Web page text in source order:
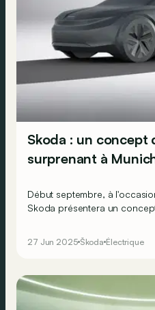
Skoda : un concept
surprenant à
Début septembre, à
Skoda présentera un
future Octavia !
27 Jun 2025 Škoda Électrique